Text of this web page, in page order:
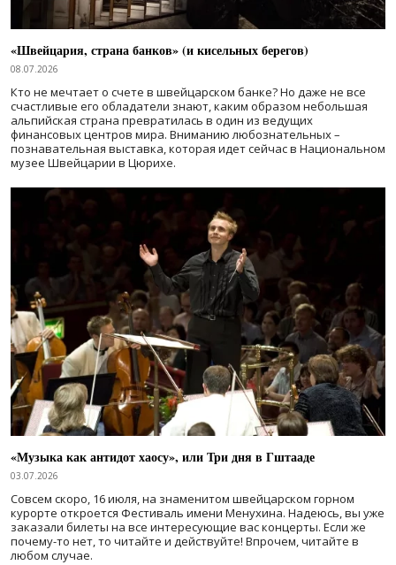
«Швейцария, страна банков» (и кисельных берегов)
08.07.2026
Кто не мечтает о счете в швейцарском банке? Но даже не все
счастливые его обладатели знают, каким образом небольшая
альпийская страна превратилась в один из ведущих
финансовых центров мира. Вниманию любознательных –
познавательная выставка, которая идет сейчас в Национальном
музее Швейцарии в Цюрихе.
«Музыка как антидот хаосу», или Три дня в Гштааде
03.07.2026
Совсем скоро, 16 июля, на знаменитом швейцарском горном
курорте откроется Фестиваль имени Менухина. Надеюсь, вы уже
заказали билеты на все интересующие вас концерты. Если же
почему-то нет, то читайте и действуйте! Впрочем, читайте в
любом случае.